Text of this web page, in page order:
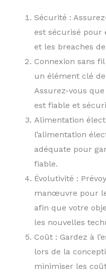
Sécurité :
est sécurisé pour
et les breaches
Connexion sans
un élément clé
Assurez-vous
est fiable et
Alimentation
l’alimentation
adéquate pour
fiable.
Évolutivité :
manœuvre pour
afin que votre
les nouvelles
Coût : Gardez à
lors de la
minimiser les